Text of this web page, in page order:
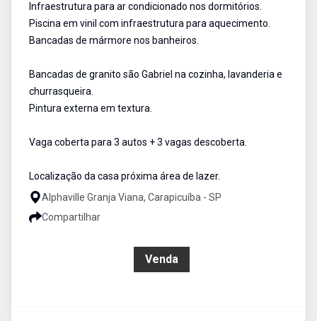
Infraestrutura para ar condicionado nos dormitórios.
Piscina em vinil com infraestrutura para aquecimento.
Bancadas de mármore nos banheiros.
Bancadas de granito são Gabriel na cozinha, lavanderia e
churrasqueira.
Pintura externa em textura.
Vaga coberta para 3 autos + 3 vagas descoberta.
Localização da casa próxima área de lazer.
Alphaville Granja Viana, Carapicuíba - SP
Compartilhar
Venda